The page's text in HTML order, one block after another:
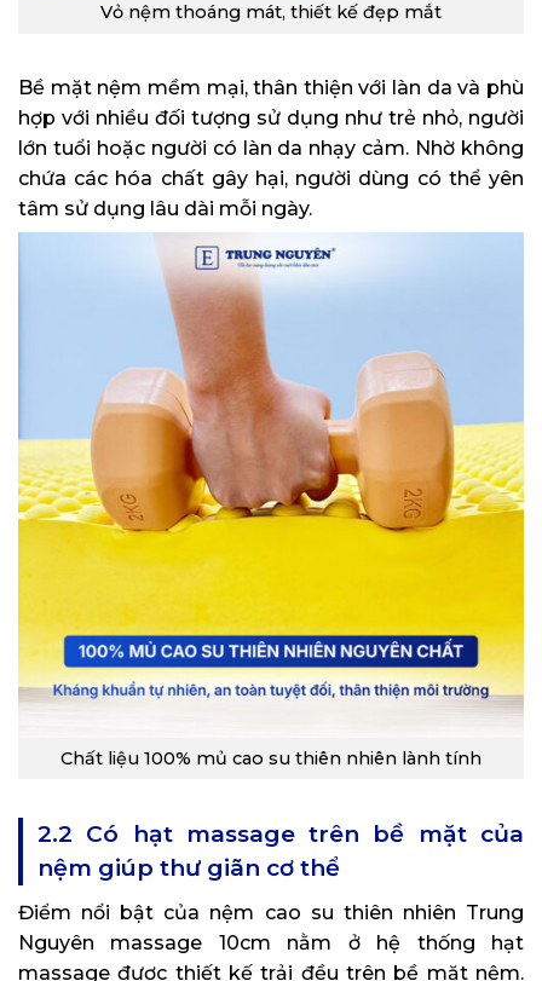
Vỏ nệm thoáng mát, thiết kế đẹp mắt
Bề mặt nệm mềm mại, thân thiện với làn da và phù
hợp với nhiều đối tượng sử dụng như trẻ nhỏ, người
lớn tuổi hoặc người có làn da nhạy cảm. Nhờ không
chứa các hóa chất gây hại, người dùng có thể yên
tâm sử dụng lâu dài mỗi ngày.
Chất liệu 100% mủ cao su thiên nhiên lành tính
2.2 Có hạt massage trên bề mặt của
nệm giúp thư giãn cơ thể
Điểm nổi bật của nệm cao su thiên nhiên Trung
Nguyên massage 10cm nằm ở hệ thống hạt
massage được thiết kế trải đều trên bề mặt nệm.